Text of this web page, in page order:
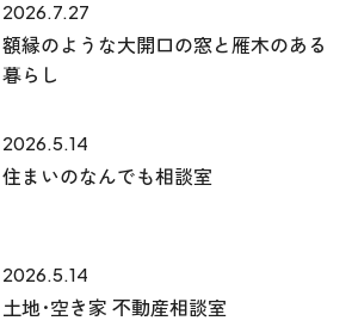
2026.7.27
額縁のような大開口の窓と雁木のある
暮らし
2026.5.14
住まいのなんでも相談室
2026.5.14
土地･空き家 不動産相談室